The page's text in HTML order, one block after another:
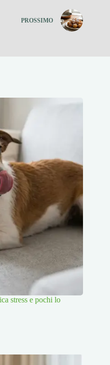
PROSSIMO
stress e pochi lo